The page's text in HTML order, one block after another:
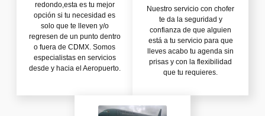
redondo,esta es tu mejor
opción si tu necesidad es
solo que te lleven y/o
regresen de un punto dentro
o fuera de CDMX. Somos
especialistas en servicios
desde y hacia el Aeropuerto.
Nuestro servicio con chofer
te da la seguridad y
confianza de que alguien
está a tu servicio para que
lleves acabo tu agenda sin
prisas y con la flexibilidad
que tu requieres.